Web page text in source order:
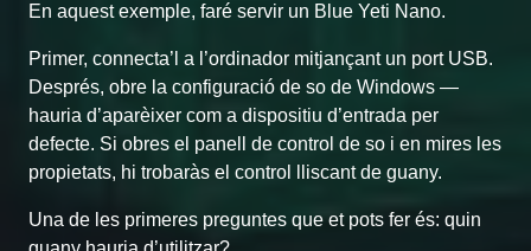
En aquest exemple, faré servir un Blue Yeti Nano.
Primer, connecta’l a l’ordinador mitjançant un port USB.
Després, obre la configuració de so de Windows —
hauria d’aparèixer com a dispositiu d’entrada per
defecte. Si obres el panell de control de so i en mires les
propietats, hi trobaràs el control lliscant de guany.
Una de les primeres preguntes que et pots fer és: quin